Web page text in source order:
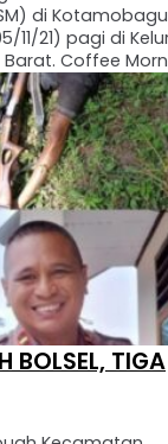
di Kotamobagu
21) pagi di
Coffee
organisasi
Prasetya Sejati
BOLSEL, TIGA